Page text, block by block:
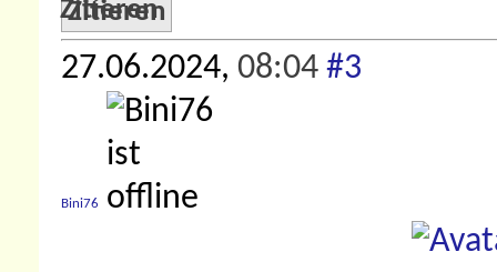
Zitieren
27.06.2024, 08:04 #3
Bini76